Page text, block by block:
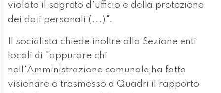
violato il segreto d'ufficio e della protezione
dei dati personali (...)".
Il socialista chiede inoltre alla Sezione enti
locali di "appurare chi
nell'Amministrazione comunale ha fatto
visionare o trasmesso a Quadri il rapporto